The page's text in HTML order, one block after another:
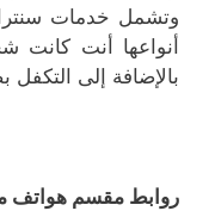
وتشمل خدمات
أنواعها أنت كانت
بالإضافة إلى التكفل
روابط مقسم هواتف